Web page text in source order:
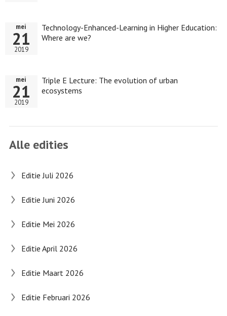
Technology-Enhanced-Learning in Higher Education:
Where are we?
mei
21
2019
Triple E Lecture: The evolution of urban
ecosystems
mei
21
2019
Alle edities
Editie Juli 2026
Editie Juni 2026
Editie Mei 2026
Editie April 2026
Editie Maart 2026
Editie Februari 2026